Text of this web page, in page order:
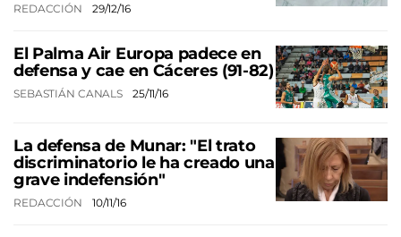
REDACCIÓN 29/12/16
El Palma Air Europa padece en
defensa y cae en Cáceres (91-82)
SEBASTIÁN CANALS 25/11/16
La defensa de Munar: "El trato
discriminatorio le ha creado una
grave indefensión"
REDACCIÓN 10/11/16